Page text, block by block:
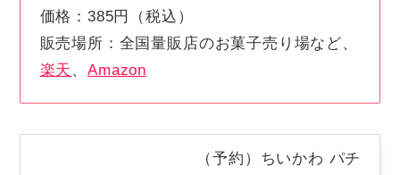
価格：385円（税込）
販売場所：全国量販店のお菓子売り場など、
楽天 、Amazon
（予約）ちいかわ パチ